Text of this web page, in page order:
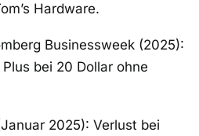
Hardware.
Businessweek (2025):
bei 20 Dollar ohne
2025): Verlust bei